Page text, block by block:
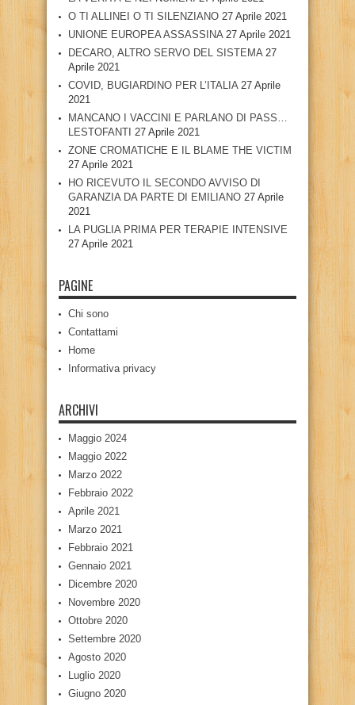
O TI ALLINEI O TI SILENZIANO 27 Aprile 2021
UNIONE EUROPEA ASSASSINA 27 Aprile 2021
DECARO, ALTRO SERVO DEL SISTEMA 27
Aprile 2021
COVID, BUGIARDINO PER L’ITALIA 27 Aprile
2021
MANCANO I VACCINI E PARLANO DI PASS…
LESTOFANTI 27 Aprile 2021
ZONE CROMATICHE E IL BLAME THE VICTIM
27 Aprile 2021
HO RICEVUTO IL SECONDO AVVISO DI
GARANZIA DA PARTE DI EMILIANO 27 Aprile
2021
LA PUGLIA PRIMA PER TERAPIE INTENSIVE
27 Aprile 2021
PAGINE
Chi sono
Contattami
Home
Informativa privacy
ARCHIVI
Maggio 2024
Maggio 2022
Marzo 2022
Febbraio 2022
Aprile 2021
Marzo 2021
Febbraio 2021
Gennaio 2021
Dicembre 2020
Novembre 2020
Ottobre 2020
Settembre 2020
Agosto 2020
Luglio 2020
Giugno 2020